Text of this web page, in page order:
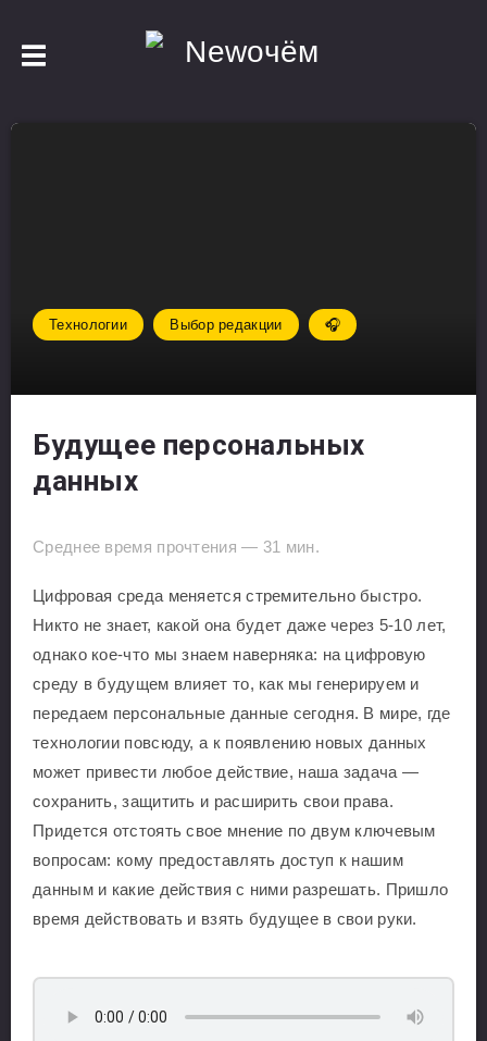
Технологии Выбор редакции 🎧
Будущее персональных
данных
Среднее время прочтения — 31 мин.
Цифровая среда меняется стремительно быстро.
Никто не знает, какой она будет даже через 5-10 лет,
однако кое-что мы знаем наверняка: на цифровую
среду в будущем влияет то, как мы генерируем и
передаем персональные данные сегодня. В мире, где
технологии повсюду, а к появлению новых данных
может привести любое действие, наша задача —
сохранить, защитить и расширить свои права.
Придется отстоять свое мнение по двум ключевым
вопросам: кому предоставлять доступ к нашим
данным и какие действия с ними разрешать. Пришло
время действовать и взять будущее в свои руки.